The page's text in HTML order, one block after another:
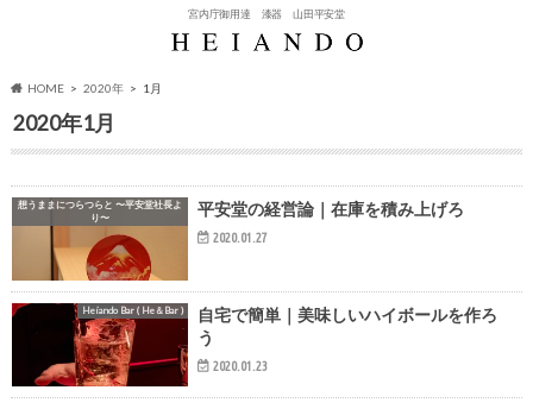
宮内庁御用達 漆器 山田平安堂
HOME 2020年 1月
2020年1月
想うままにつらつらと 〜平安堂社長よ
り〜
平安堂の経営論｜在庫を積み上げろ
2020.01.27
Heiando Bar ( He＆Bar )
自宅で簡単｜美味しいハイボールを作ろ
う
2020.01.23